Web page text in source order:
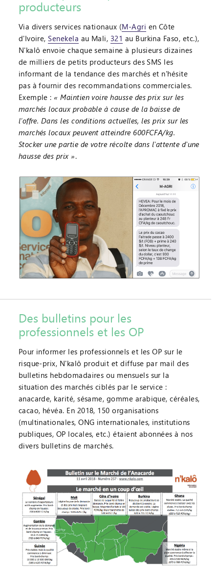
producteurs
Via divers services nationaux (M-Agri en Côte
d'Ivoire,Senekela au Mali, 321 au Burkina Faso, etc.),
N'kalô envoie chaque semaine à plusieurs dizaines
de milliers de petits producteurs des SMS les
informant de la tendance des marchés et n'hésite
pas à fournir des recommandations commerciales.
Exemple :« Maintien voire hausse des prix sur les
marchés locaux probable à cause de la baisse de
l’offre. Dans les conditions actuelles, les prix sur les
marchés locaux peuvent atteindre 600FCFA/kg.
Stocker une partie de votre récolte dans l'attente d'une
hausse des prix ».
Des bulletins pour les
professionnels et les OP
Pour informer les professionnels et les OP sur le
risque-prix, N'kalô produit et diffuse par mail des
bulletins hebdomadaires ou mensuels sur la
situation des marchés ciblés par le service :
anacarde, karité, sésame, gomme arabique, céréales,
cacao, hévéa. En 2018, 150 organisations
(multinationales, ONG internationales, institutions
publiques, OP locales, etc.) étaient abonnées à nos
divers bulletins de marchés.